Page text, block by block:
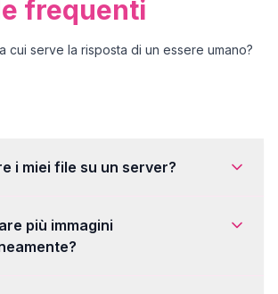
frequenti
cui serve la risposta di un essere umano?
i miei file su un server?
più immagini